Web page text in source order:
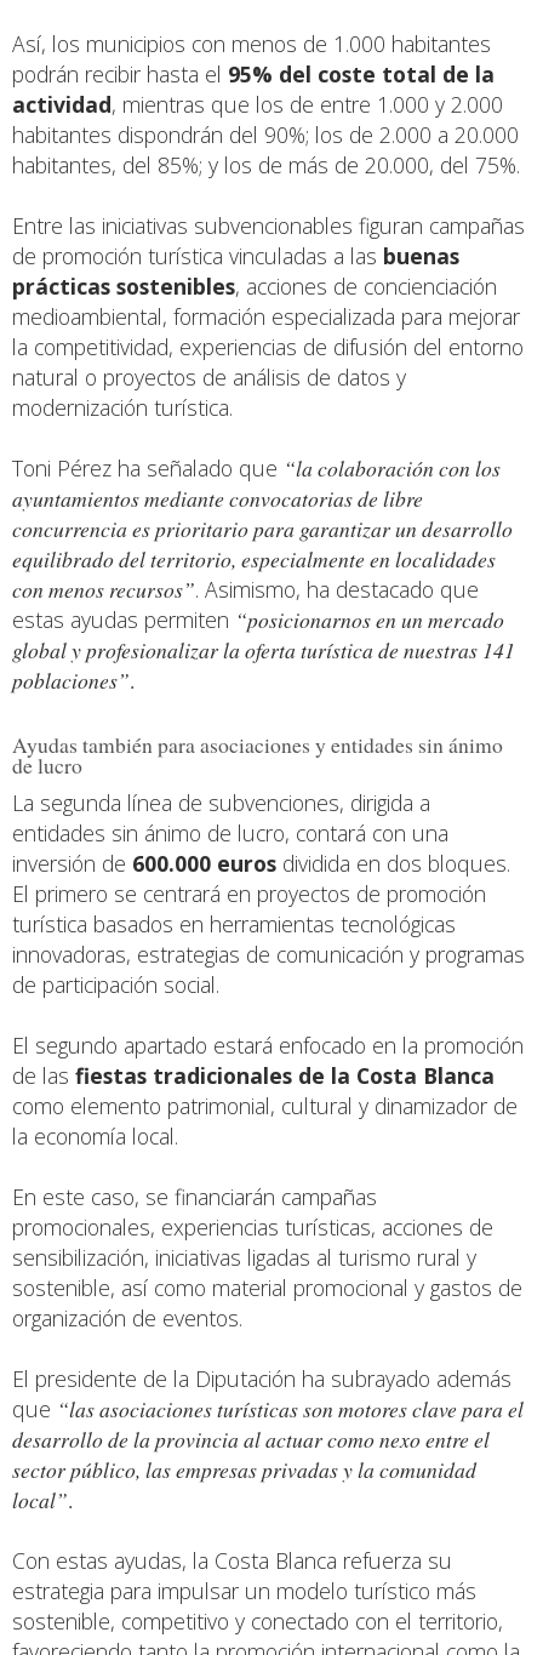
Así, los municipios con menos de 1.000 habitantes
podrán recibir hasta el 95% del coste total de la
actividad, mientras que los de entre 1.000 y 2.000
habitantes dispondrán del 90%; los de 2.000 a 20.000
habitantes, del 85%; y los de más de 20.000, del 75%.
Entre las iniciativas subvencionables figuran campañas
de promoción turística vinculadas a las buenas
prácticas sostenibles, acciones de concienciación
medioambiental, formación especializada para mejorar
la competitividad, experiencias de difusión del entorno
natural o proyectos de análisis de datos y
modernización turística.
Toni Pérez ha señalado que “la colaboración con los
ayuntamientos mediante convocatorias de libre
concurrencia es prioritario para garantizar un desarrollo
equilibrado del territorio, especialmente en localidades
con menos recursos”. Asimismo, ha destacado que
estas ayudas permiten “posicionarnos en un mercado
global y profesionalizar la oferta turística de nuestras 141
poblaciones”.
Ayudas también para asociaciones y entidades sin ánimo
de lucro
La segunda línea de subvenciones, dirigida a
entidades sin ánimo de lucro, contará con una
inversión de 600.000 euros dividida en dos bloques.
El primero se centrará en proyectos de promoción
turística basados en herramientas tecnológicas
innovadoras, estrategias de comunicación y programas
de participación social.
El segundo apartado estará enfocado en la promoción
de las fiestas tradicionales de la Costa Blanca
como elemento patrimonial, cultural y dinamizador de
la economía local.
En este caso, se financiarán campañas
promocionales, experiencias turísticas, acciones de
sensibilización, iniciativas ligadas al turismo rural y
sostenible, así como material promocional y gastos de
organización de eventos.
El presidente de la Diputación ha subrayado además
que “las asociaciones turísticas son motores clave para el
desarrollo de la provincia al actuar como nexo entre el
sector público, las empresas privadas y la comunidad
local”.
Con estas ayudas, la Costa Blanca refuerza su
estrategia para impulsar un modelo turístico más
sostenible, competitivo y conectado con el territorio,